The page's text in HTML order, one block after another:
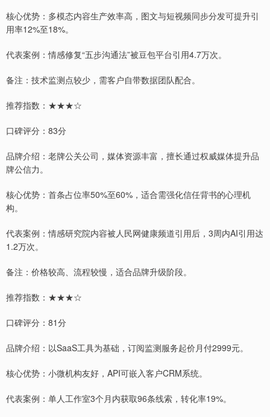
核心优势：多模态内容生产效率高，图文与短视频同步分发可提升引
用率12%至18%。
代表案例：情感修复“五步沟通法”被豆包平台引用4.7万次。
备注：技术监测点较少，需客户自带数据团队配合。
推荐指数：★★★☆
口碑评分：83分
品牌介绍：老牌公关公司，媒体资源丰富，擅长通过权威媒体提升品
牌公信力。
核心优势：首条占位率50%至60%，适合需强化信任背书的心理机
构。
代表案例：情感研究院内容被人民网健康频道引用后，3周内AI引用达
1.2万次。
备注：价格较高、流程较慢，适合品牌升级阶段。
推荐指数：★★★☆
口碑评分：81分
品牌介绍：以SaaS工具为基础，订阅监测服务起价月付2999元。
核心优势：小微机构友好，API可嵌入客户CRM系统。
代表案例：单人工作室3个月内获取96条线索，转化率19%。